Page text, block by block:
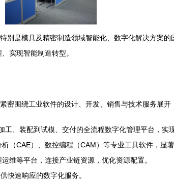
别是模具及精密制造领域智能化、数字化解决方案
实现智能制造转型。
密围绕工业软件的设计、开发、销售与技术服务展开
工、装配到试模、交付的全流程数字化管理平台，实
（CAE）、数控编程（CAM）等专业工具软件，显
维等平台，连接产业链资源，优化资源配置。
快速响应的数字化服务。